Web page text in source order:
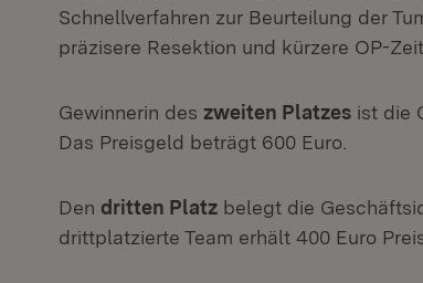
Schnellverfahren zur Beurteilung der
präzisere Resektion und kürzere OP-
Gewinnerin des zweiten Platzes ist die
Das Preisgeld beträgt 600 Euro.
Den dritten Platz belegt die
drittplatzierte Team erhält 400 Euro